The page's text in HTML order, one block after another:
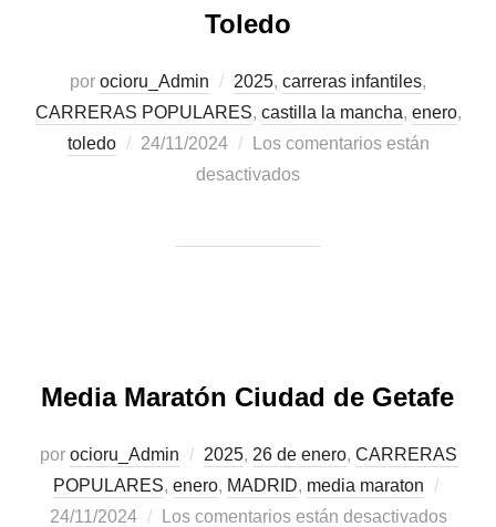
Toledo
por ocioru_Admin 2025, carreras infantiles,
CARRERAS POPULARES, castilla la mancha, enero,
toledo
24/11/2024
Los comentarios están
desactivados
Media Maratón Ciudad de Getafe
por ocioru_Admin 2025, 26 de enero, CARRERAS
POPULARES, enero, MADRID, media maraton
24/11/2024
Los comentarios están desactivados